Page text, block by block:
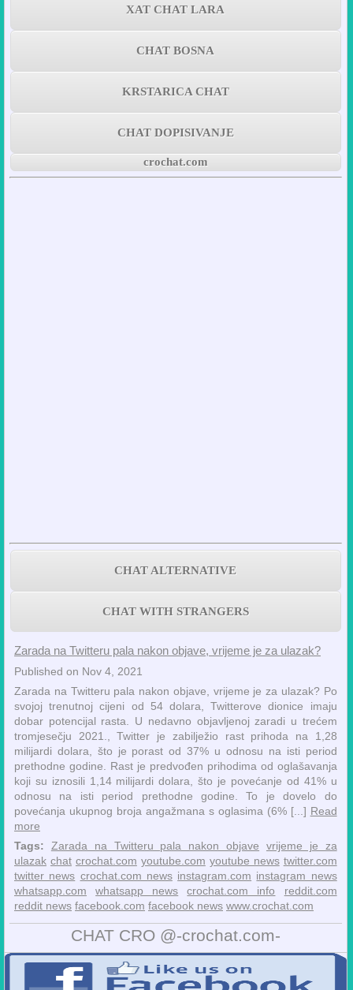
XAT CHAT LARA
CHAT BOSNA
KRSTARICA CHAT
CHAT DOPISIVANJE
crochat.com
CHAT ALTERNATIVE
CHAT WITH STRANGERS
Zarada na Twitteru pala nakon objave, vrijeme je za ulazak?
Published on Nov 4, 2021
Zarada na Twitteru pala nakon objave, vrijeme je za ulazak? Po
svojoj trenutnoj cijeni od 54 dolara, Twitterove dionice imaju
dobar potencijal rasta. U nedavno objavljenoj zaradi u trećem
tromjesečju 2021., Twitter je zabilježio rast prihoda na 1,28
milijardi dolara, što je porast od 37% u odnosu na isti period
prethodne godine. Rast je predvođen prihodima od oglašavanja
koji su iznosili 1,14 milijardi dolara, što je povećanje od 41% u
odnosu na isti period prethodne godine. To je dovelo do
povećanja ukupnog broja angažmana s oglasima (6% [...] Read
more
Tags:
Zarada na Twitteru pala nakon objave
vrijeme je za
ulazak chat crochat.com youtube.com youtube news twitter.com
twitter news crochat.com news instagram.com instagram news
whatsapp.com
whatsapp news crochat.com info
reddit.com
reddit news facebook.com facebook news www.crochat.com
CHAT CRO @-crochat.com-